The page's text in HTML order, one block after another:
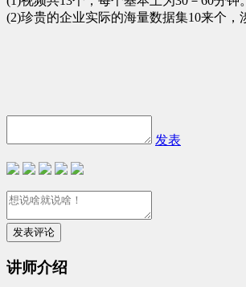
(2)珍贵的企业实际的海量数据集10来个，
发表
讲师介绍